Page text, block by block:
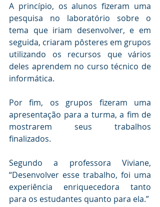
A princípio, os alunos fizeram uma
pesquisa no laboratório sobre o
tema que iriam desenvolver, e em
seguida, criaram pôsteres em grupos
utilizando os recursos que vários
deles aprendem no curso técnico de
informática.
Por fim, os grupos fizeram uma
apresentação para a turma, a fim de
mostrarem seus trabalhos
finalizados.
Segundo a professora Viviane,
“Desenvolver esse trabalho, foi uma
experiência enriquecedora tanto
para os estudantes quanto para ela.”